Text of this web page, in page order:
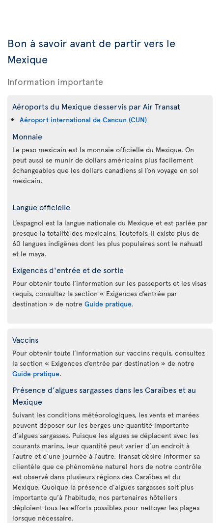
Bon à savoir avant de partir vers le
Mexique
Information importante
Aéroports du Mexique desservis par Air Transat
Aéroport international de Cancun (CUN)
Monnaie
Le peso mexicain est la monnaie officielle du Mexique. On
peut aussi se munir de dollars américains plus facilement
échangeables que les dollars canadiens si l’on voyage en sol
mexicain.
Langue officielle
L’espagnol est la langue nationale du Mexique et est parlée par
presque la totalité des mexicains. Toutefois, il existe plus de
60 langues indigènes dont les plus populaires sont le nahuatl
et le maya.
Exigences d'entrée et de sortie
Pour obtenir toute l’information sur les passeports et les visas
requis, consultez la section « Exigences d’entrée par
destination » de notre Guide pratique.
Vaccins
Pour obtenir toute l’information sur vaccins requis, consultez
la section « Exigences d’entrée par destination » de notre
Guide pratique.
Présence d’algues sargasses dans les Caraïbes et au
Mexique
Suivant les conditions météorologiques, les vents et marées
peuvent déposer sur les berges une quantité importante
d’algues sargasses. Puisque les algues se déplacent avec les
courants marins, leur quantité peut varier d’un endroit à
l’autre et d’une journée à l’autre. Transat désire informer sa
clientèle que ce phénomène naturel hors de notre contrôle
est observé dans plusieurs régions des Caraïbes et du
Mexique. Quoique la présence d’algues sargasses soit plus
importante qu’à l’habitude, nos partenaires hôteliers
déploient tous les efforts possibles pour nettoyer les plages
lorsque nécessaire.